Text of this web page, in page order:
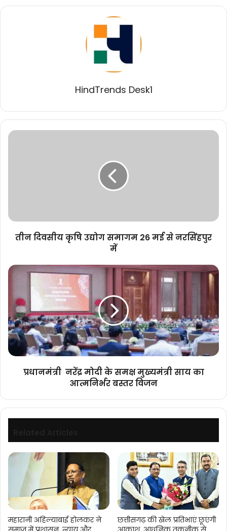
HindTrends Desk1
तीन
नरसिंहपुर
तीन दिवसीय कृषि उद्योग समागम 26 मई से नरसिंहपुर
में
प्रधानमंत्री
समक्ष
मुख्यमंत्री
साय
का
आत्मनिर्भर
प्रधानमंत्री नरेंद्र मोदी के समक्ष मुख्यमंत्री साय का
आत्मनिर्भर बस्तर विजन
महारानी अहिल्याबाई होलकर ने
छत्तीसगढ़ की खेल प्रतिभाएं छूएंगी